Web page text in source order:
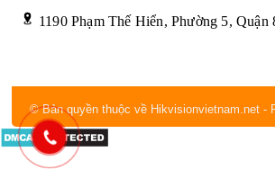
1190 Phạm Thế Hiển, Phường 5, Quận
© Bản quyền thuộc về Hikvisionvietnam.net -